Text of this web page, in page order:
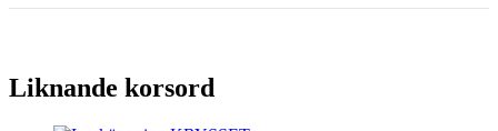
Liknande korsord